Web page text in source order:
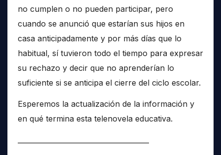
no cumplen o no pueden participar, pero
cuando se anunció que estarían sus hijos en
casa anticipadamente y por más días que lo
habitual, sí tuvieron todo el tiempo para expresar
su rechazo y decir que no aprenderían lo
suficiente si se anticipa el cierre del ciclo escolar.
Esperemos la actualización de la información y
en qué termina esta telenovela educativa.